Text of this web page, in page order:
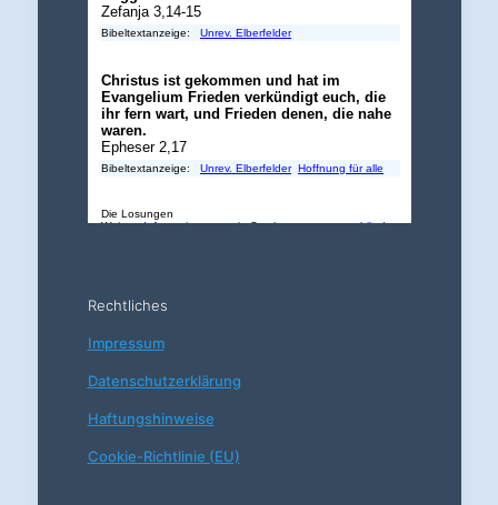
Rechtliches
Impressum
Datenschutzerklärung
Haftungshinweise
Cookie-Richtlinie (EU)